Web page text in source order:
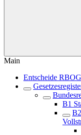
Main
Entscheide RBOG
B1